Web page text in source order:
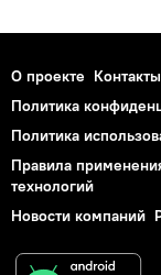
О проекте Контакты
Политика
Политика
Правила
технологий
Новости компаний